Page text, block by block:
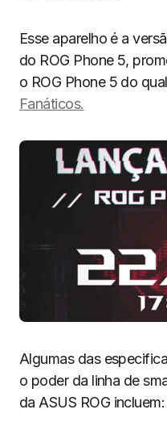
Esse aparelho é a
do ROG Phone 5,
o ROG Phone 5 do qual
Fanáticos.
Algumas das
o poder da linha de
da ASUS ROG incluem: